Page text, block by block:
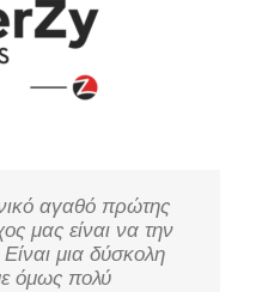
αγαθό πρώτης
μας είναι να την
μια δύσκολη
όμως πολύ
ακούμε τους
τις καλύτερες
και κόστους,
και σε χρόνο
παρακολούθηση για
τη
και την
και της ασφάλειας.